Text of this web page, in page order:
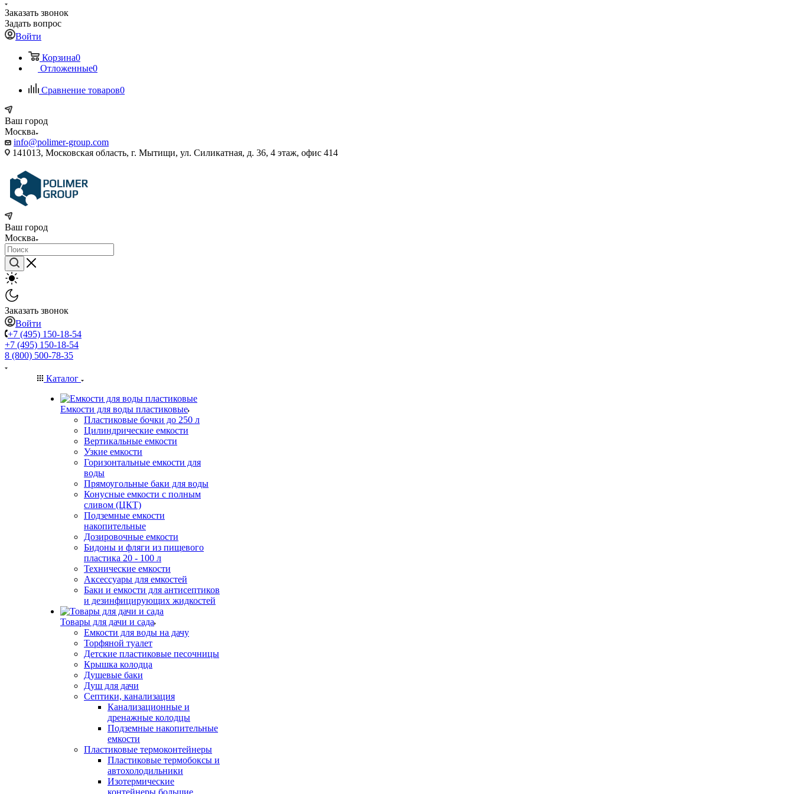
Заказать звонок
Задать вопрос
Войти
Корзина0
Отложенные0
Сравнение товаров0
Ваш город
Москва
info@polimer-group.com
141013, Московская область, г. Мытищи, ул. Силикатная, д. 36, 4 этаж, офис 414
Ваш город
Москва
Заказать звонок
Войти
+7 (495) 150-18-54
+7 (495) 150-18-54
8 (800) 500-78-35
Каталог
Емкости для воды пластиковые
Пластиковые бочки до 250 л
Цилиндрические емкости
Вертикальные емкости
Узкие емкости
Горизонтальные емкости для
воды
Прямоугольные баки для воды
Конусные емкости с полным
сливом (ЦКТ)
Подземные емкости
накопительные
Дозировочные емкости
Бидоны и фляги из пищевого
пластика 20 - 100 л
Технические емкости
Аксессуары для емкостей
Баки и емкости для антисептиков
и дезинфицирующих жидкостей
Товары для дачи и сада
Емкости для воды на дачу
Торфяной туалет
Детские пластиковые песочницы
Крышка колодца
Душевые баки
Душ для дачи
Септики, канализация
Канализационные и
дренажные колодцы
Подземные накопительные
емкости
Пластиковые термоконтейнеры
Пластиковые термобоксы и
автохолодильники
Изотермические
контейнеры большие